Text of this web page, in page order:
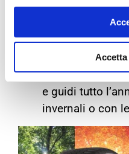
Guidi
Percorri meno
all’anno
Hai una guida
Solitamente
e guidi tutto
invernali o con